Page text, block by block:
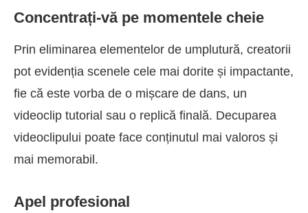
Concentrați-vă pe momentele cheie
Prin eliminarea elementelor de umplutură, creatorii
pot evidenția scenele cele mai dorite și impactante,
fie că este vorba de o mișcare de dans, un
videoclip tutorial sau o replică finală. Decuparea
videoclipului poate face conținutul mai valoros și
mai memorabil.
Apel profesional